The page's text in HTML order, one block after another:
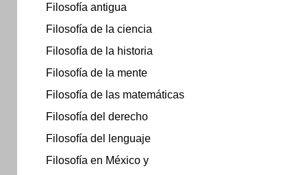
Filosofía antigua
Filosofía de la ciencia
Filosofía de la historia
Filosofía de la mente
Filosofía de las matemáticas
Filosofía del derecho
Filosofía del lenguaje
Filosofía en México y